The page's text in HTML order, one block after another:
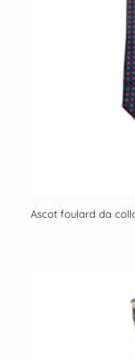
Ascot foulard da